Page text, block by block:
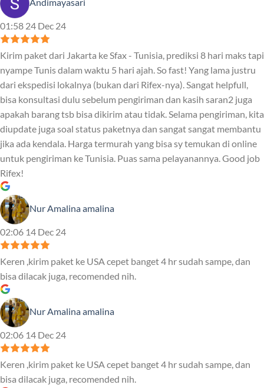
01:58 24 Dec 24
Kirim paket dari Jakarta ke Sfax - Tunisia, prediksi 8 hari maks tapi
nyampe Tunis dalam waktu 5 hari ajah. So fast! Yang lama justru
dari ekspedisi lokalnya (bukan dari Rifex-nya). Sangat helpfull,
bisa konsultasi dulu sebelum pengiriman dan kasih saran2 juga
apakah barang tsb bisa dikirim atau tidak. Selama pengiriman, kita
diupdate juga soal status paketnya dan sangat sangat membantu
jika ada kendala. Harga termurah yang bisa sy temukan di online
untuk pengiriman ke Tunisia. Puas sama pelayanannya. Good job
Rifex!
Nur Amalina amalina
02:06 14 Dec 24
Keren ,kirim paket ke USA cepet banget 4 hr sudah sampe, dan
bisa dilacak juga, recomended nih.
Nur Amalina amalina
02:06 14 Dec 24
Keren ,kirim paket ke USA cepet banget 4 hr sudah sampe, dan
bisa dilacak juga, recomended nih.